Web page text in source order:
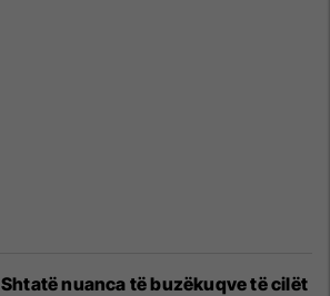
Shtatë nuanca të buzëkuqve të cilët